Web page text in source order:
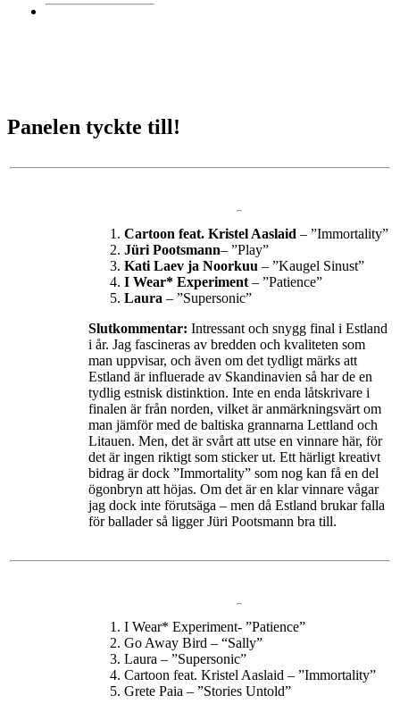
Panelen tyckte till!
Cartoon feat. Kristel Aaslaid – ”Immortality”
Jüri Pootsmann– ”Play”
Kati Laev ja Noorkuu – ”Kaugel Sinust”
I Wear* Experiment – ”Patience”
Laura – ”Supersonic”
Slutkommentar: Intressant och snygg final i Estland
i år. Jag fascineras av bredden och kvaliteten som
man uppvisar, och även om det tydligt märks att
Estland är influerade av Skandinavien så har de en
tydlig estnisk distinktion. Inte en enda låtskrivare i
finalen är från norden, vilket är anmärkningsvärt om
man jämför med de baltiska grannarna Lettland och
Litauen. Men, det är svårt att utse en vinnare här, för
det är ingen riktigt som sticker ut. Ett härligt kreativt
bidrag är dock ”Immortality” som nog kan få en del
ögonbryn att höjas. Om det är en klar vinnare vågar
jag dock inte förutsäga – men då Estland brukar falla
för ballader så ligger Jüri Pootsmann bra till.
I Wear* Experiment- ”Patience”
Go Away Bird – “Sally”
Laura – ”Supersonic”
Cartoon feat. Kristel Aaslaid – ”Immortality”
Grete Paia – ”Stories Untold”